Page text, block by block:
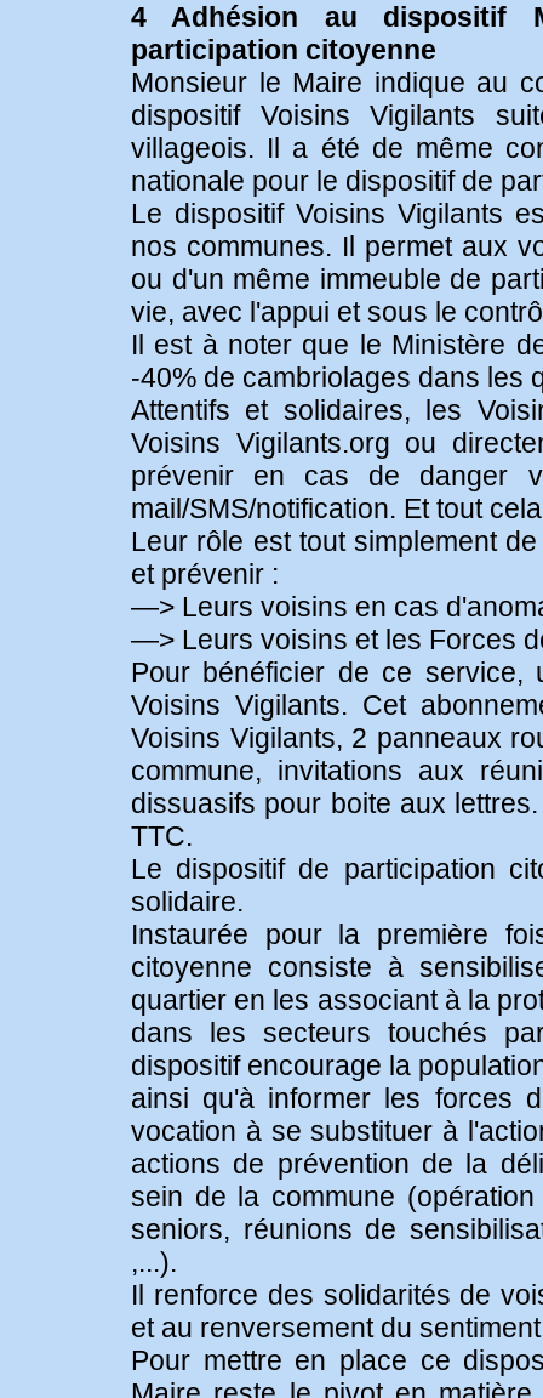
4 Adhésion au dispositif
participation citoyenne
Monsieur le Maire indique au
dispositif Voisins Vigilants
villageois. Il a été de même
nationale pour le dispositif de
Le dispositif Voisins Vigilants
nos communes. Il permet aux
ou d'un même immeuble de
vie, avec l'appui et sous le
Il est à noter que le Ministère
-40% de cambriolages dans les
Attentifs et solidaires, les
Voisins Vigilants.org ou
prévenir en cas de danger
mail/SMS/notification. Et tout
Leur rôle est tout simplement
et prévenir :
—> Leurs voisins en cas
—> Leurs voisins et les Forces
Pour bénéficier de ce service,
Voisins Vigilants. Cet
Voisins Vigilants, 2 panneaux
commune, invitations aux
dissuasifs pour boite aux
TTC.
Le dispositif de participation
solidaire.
Instaurée pour la première
citoyenne consiste à
quartier en les associant à la
dans les secteurs touchés
dispositif encourage la
ainsi qu'à informer les forces
vocation à se substituer à
actions de prévention de la
sein de la commune
seniors, réunions de
,...).
Il renforce des solidarités de
et au renversement du
Pour mettre en place ce